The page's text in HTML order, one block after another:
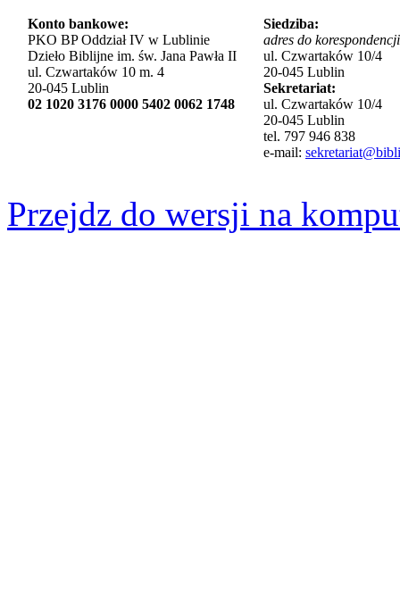
Konto bankowe:
PKO BP Oddział IV w Lublinie
Dzieło Biblijne im. św. Jana Pawła II
ul. Czwartaków 10 m. 4
20-045 Lublin
02 1020 3176 0000 5402 0062 1748
Siedziba:
adres do
ul. Czwartaków 10/4
20-045 Lublin
Sekretariat:
ul. Czwartaków 10/4
20-045 Lublin
tel. 797 946 838
e-mail:
Przejdz do wersji na